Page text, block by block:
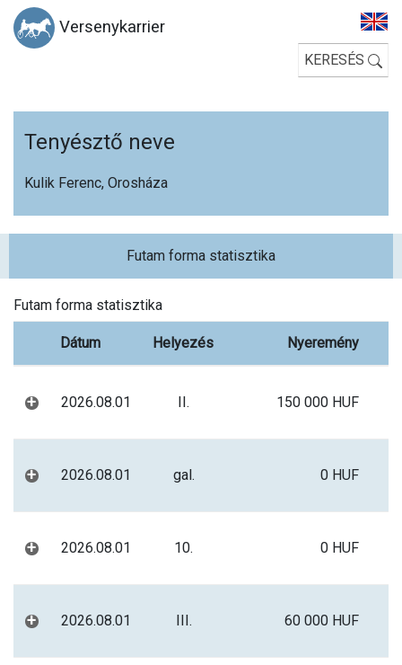
Versenykarrier
KERESÉS
Tenyésztő neve
Kulik Ferenc, Orosháza
Futam forma statisztika
Futam forma statisztika
Dátum Helyezés Nyeremény
+ 2026.08.01 II. 150 000 HUF
+ 2026.08.01 gal. 0 HUF
+ 2026.08.01 10. 0 HUF
+ 2026.08.01 III. 60 000 HUF